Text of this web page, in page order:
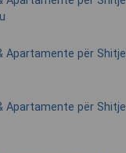
Apartamente për
Apartamente për